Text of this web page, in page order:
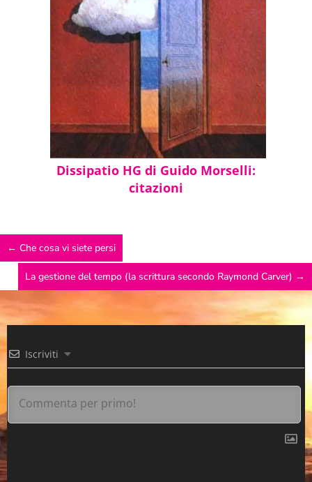
Dissipatio HG di Guido Morselli:
citazioni
← Che cosa vi siete persi
La gestione del tempo (la scrittura secondo Raymond Carver) →
Iscriviti